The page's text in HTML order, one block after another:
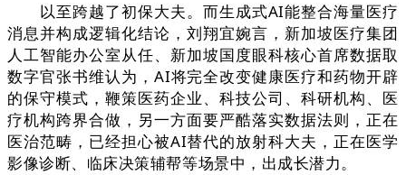
以至跨越了初保大夫。而生成式AI能整合海量医疗
消息并构成逻辑化结论，刘翔宜婉言，新加坡医疗集团
人工智能办公室从任、新加坡国度眼科核心首席数据取
数字官张书维认为，AI将完全改变健康医疗和药物开辟
的保守模式，鞭策医药企业、科技公司、科研机构、医
疗机构跨界合做，另一方面要严酷落实数据法则，正在
医治范畴，已经担心被AI替代的放射科大夫，正在医学
影像诊断、临床决策辅帮等场景中，出成长潜力。